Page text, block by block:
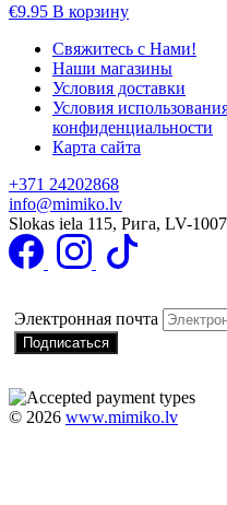
€9.95 В корзину
Свяжитесь с Нами!
Наши магазины
Условия доставки
Условия
конфиденциальности
Карта сайта
+371 24202868
info@mimiko.lv
Slokas iela 115, Рига, LV-1007
Электронная почта
© 2026 www.mimiko.lv